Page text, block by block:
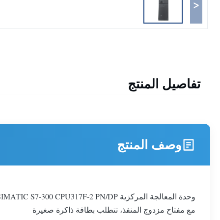
<
تفاصيل المنتج
وصف المنتج
مع مفتاح مزدوج المنفذ، تتطلب بطاقة ذاكرة صغيرة